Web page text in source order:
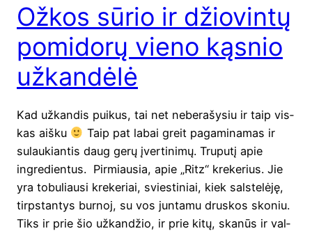
Ožkos sūrio ir džiovintų
pomidorų vieno kąsnio
užkandėlė
Kad užkan­dis pui­kus, tai net nebe­ra­šy­siu ir taip vis­
kas aiš­ku
Taip pat labai greit paga­mi­na­mas ir
sulau­kian­tis daug gerų įver­ti­ni­mų. Tru­pu­tį apie
ingre­di­en­tus. Pir­miau­sia, apie „Ritz“ kre­ke­rius. Jie
yra tobu­liau­si kre­ke­riai, svies­ti­niai, kiek sals­te­lė­ję,
tirps­tan­tys bur­noj, su vos jun­ta­mu drus­kos sko­niu.
Tiks ir prie šio užkan­džio, ir prie kitų, ska­nūs ir val­